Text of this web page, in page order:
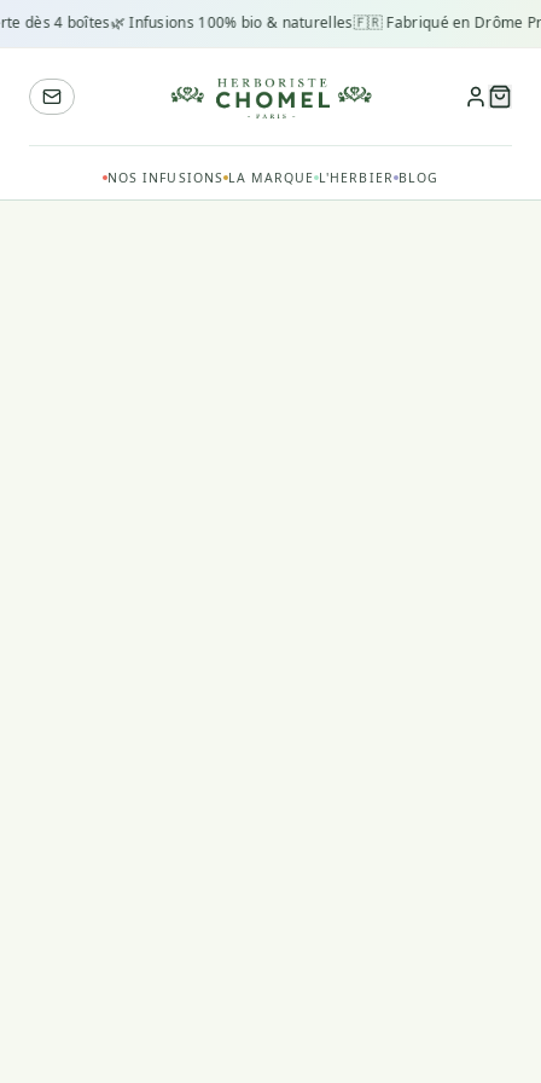
dès 4 boîtes🌿 Infusions 100% bio & naturelles🇫🇷 Fabriqué en Drôme
NOS INFUSIONS LA MARQUE L'HERBIER BLOG